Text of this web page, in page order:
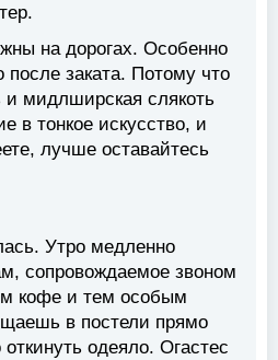
на дорогах. Особенно
заката. Потому что
мидлширская слякоть
в тонкое искусство, и
лучше оставайтесь
Утро медленно
сопровождаемое звоном
кофе и тем особым
в постели прямо
одеяло. Огастес